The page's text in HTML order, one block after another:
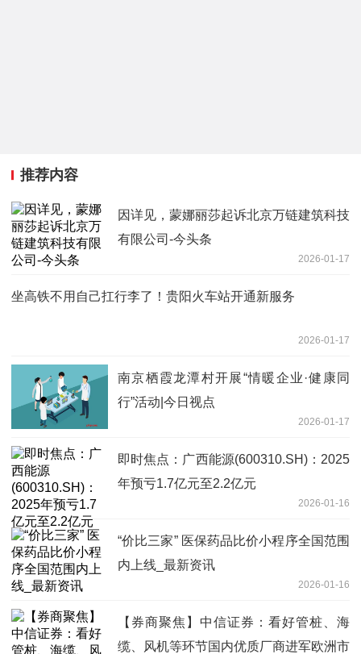
推荐内容
因详见，蒙娜丽莎起诉北京万链建筑科技
有限公司-今头条
2026-01-17
坐高铁不用自己扛行李了！贵阳火车站开通新服务
2026-01-17
南京栖霞龙潭村开展“情暖企业·健康同
行”活动|今日视点
2026-01-17
即时焦点：广西能源(600310.SH)：2025
年预亏1.7亿元至2.2亿元
2026-01-16
“价比三家” 医保药品比价小程序全国范围
内上线_最新资讯
2026-01-16
【券商聚焦】中信证券：看好管桩、海
缆、风机等环节国内优质厂商进军欧洲市